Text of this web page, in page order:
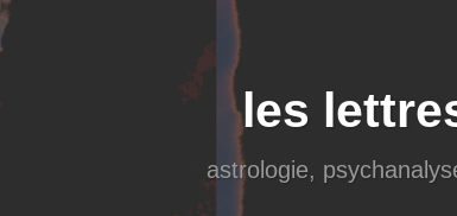
Accéder
au
les
astrologie,